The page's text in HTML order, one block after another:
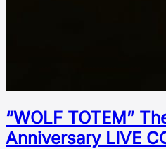
“WOLF TOTEM”
Аnniversary LIVE